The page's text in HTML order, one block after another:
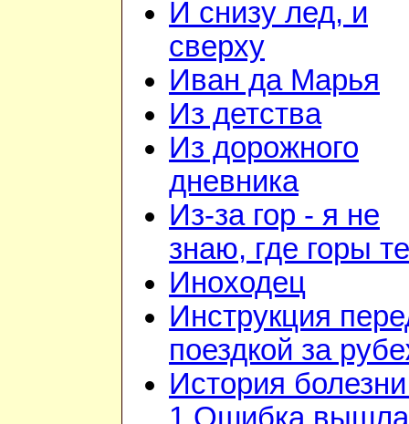
И снизу лед, и
сверху
Иван да Марья
Из детства
Из дорожного
дневника
Из-за гор - я не
знаю, где горы те
Иноходец
Инструкция
поездкой за
История